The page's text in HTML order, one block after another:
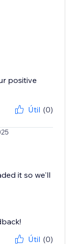
positive
Útil (0)
it so we'll
Útil (0)